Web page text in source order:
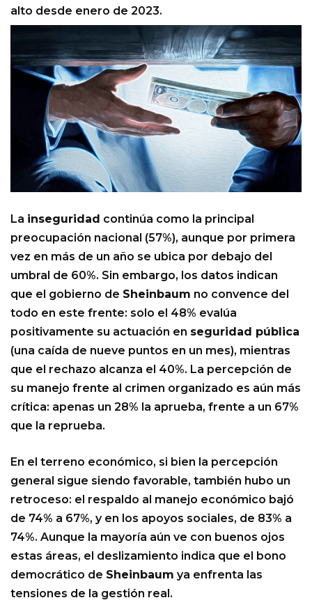
alto desde enero de 2023.
La inseguridad continúa como la principal
preocupación nacional (57%), aunque por primera
vez en más de un año se ubica por debajo del
umbral de 60%. Sin embargo, los datos indican
que el gobierno de Sheinbaum no convence del
todo en este frente: solo el 48% evalúa
positivamente su actuación en seguridad pública
(una caída de nueve puntos en un mes), mientras
que el rechazo alcanza el 40%. La percepción de
su manejo frente al crimen organizado es aún más
crítica: apenas un 28% la aprueba, frente a un 67%
que la reprueba.
En el terreno económico, si bien la percepción
general sigue siendo favorable, también hubo un
retroceso: el respaldo al manejo económico bajó
de 74% a 67%, y en los apoyos sociales, de 83% a
74%. Aunque la mayoría aún ve con buenos ojos
estas áreas, el deslizamiento indica que el bono
democrático de Sheinbaum ya enfrenta las
tensiones de la gestión real.